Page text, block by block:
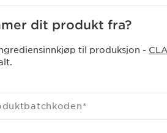
dit produkt fra?
til produksjon -
*